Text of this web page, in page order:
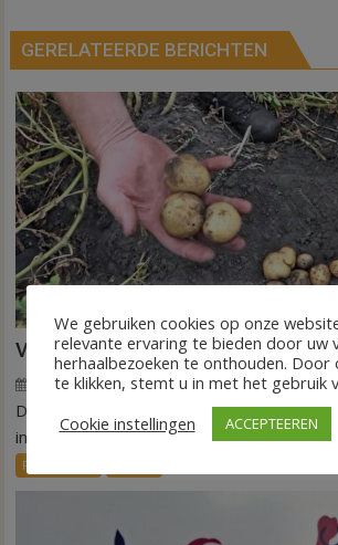
GERELATEERDE BERICHTEN
VIDEO Invloed droogte op
7 augustus 2026 Wim de Jonge Reacties
DEDEMSVAART – De extreme droogte
in de akkerbouw zijn sporen na. Vooral...
FRONTPAGE
We gebruiken cookies op onze
relevante ervaring te bieden door uw
herhaalbezoeken te onthouden. Door
te klikken, stemt u in met het gebruik
Cookie instellingen
ACCEPTEEREN